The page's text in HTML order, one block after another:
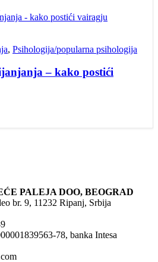
, Psihologija/popularna psihologija
– kako postići
PALEJA DOO, BEOGRAD
br. 9, 11232 Ripanj, Srbija
78, banka Intesa